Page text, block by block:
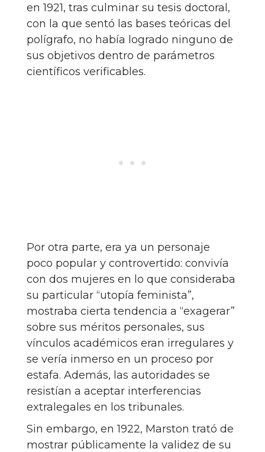
en 1921, tras culminar su tesis doctoral,
con la que sentó las bases teóricas del
polígrafo, no había logrado ninguno de
sus objetivos dentro de parámetros
científicos verificables.
Por otra parte, era ya un personaje
poco popular y controvertido: convivía
con dos mujeres en lo que consideraba
su particular “utopía feminista”,
mostraba cierta tendencia a “exagerar”
sobre sus méritos personales, sus
vínculos académicos eran irregulares y
se vería inmerso en un proceso por
estafa. Además, las autoridades se
resistían a aceptar interferencias
extralegales en los tribunales.
Sin embargo, en 1922, Marston trató de
mostrar públicamente la validez de su